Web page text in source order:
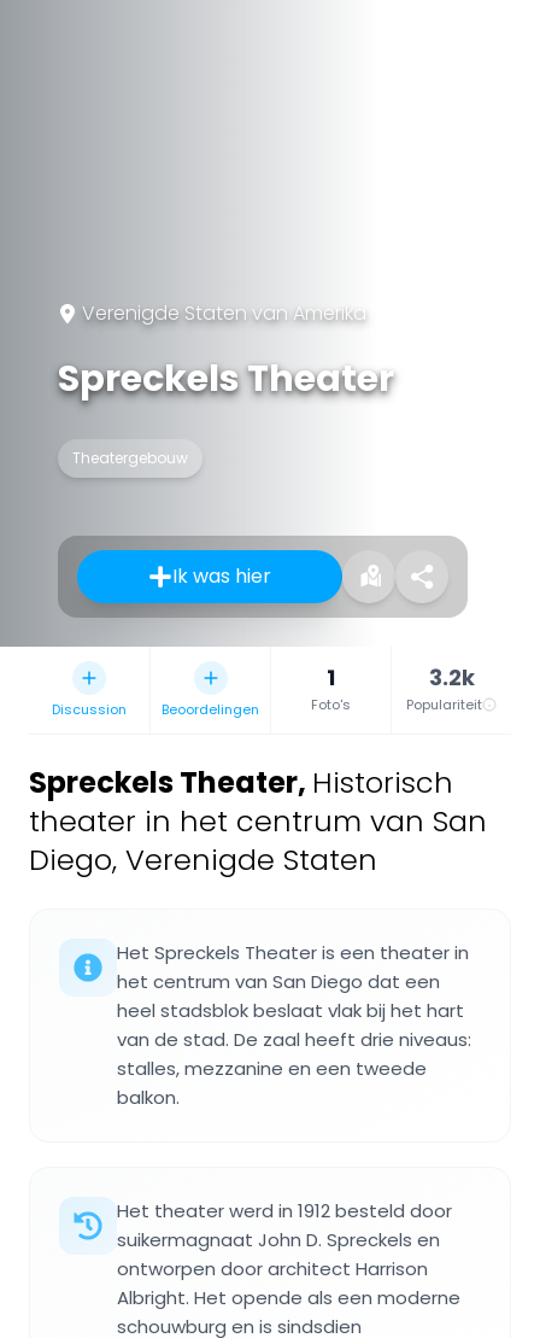
Verenigde Staten van Amerika
Spreckels Theater
Theatergebouw
Ik was hier
Discussion Beoordelingen
1
Foto's
3.2k
Populariteit
Spreckels Theater, Historisch
theater in het centrum van San
Diego, Verenigde Staten
Het Spreckels Theater is een theater in
het centrum van San Diego dat een
heel stadsblok beslaat vlak bij het hart
van de stad. De zaal heeft drie niveaus:
stalles, mezzanine en een tweede
balkon.
Het theater werd in 1912 besteld door
suikermagnaat John D. Spreckels en
ontworpen door architect Harrison
Albright. Het opende als een moderne
schouwburg en is sindsdien